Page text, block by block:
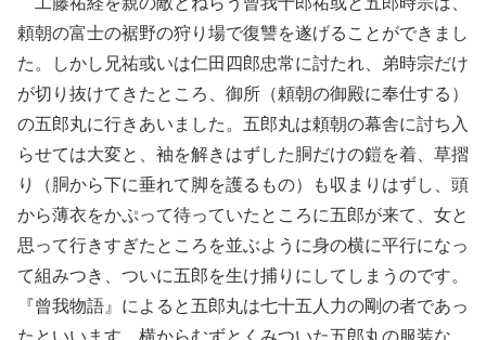
頼朝の富士の裾野の狩り場で復讐を遂げることができまし
た。しかし兄祐或いは仁田四郎忠常に討たれ、弟時宗だけ
が切り抜けてきたところ、御所（頼朝の御殿に奉仕する）
の五郎丸に行きあいました。五郎丸は頼朝の幕舎に討ち入
らせては大変と、袖を解きはずした胴だけの鎧を着、草摺
り（胴から下に垂れて脚を護るもの）も収まりはずし、頭
から薄衣をかぷって待っていたところに五郎が来て、女と
思って行きすぎたところを並ぶように身の横に平行になっ
て組みつき、ついに五郎を生け捕りにしてしまうのです。
『曾我物語』によると五郎丸は七十五人力の剛の者であっ